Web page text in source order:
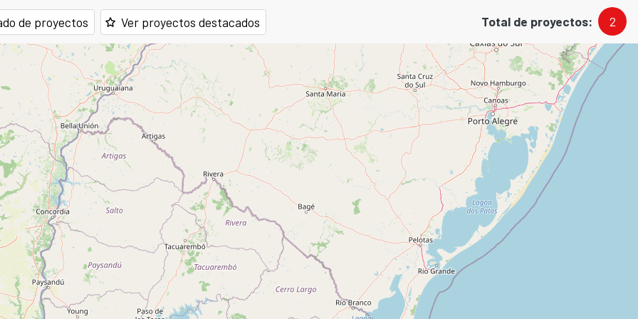
de proyectos Ver proyectos destacados Total de proyectos: 2